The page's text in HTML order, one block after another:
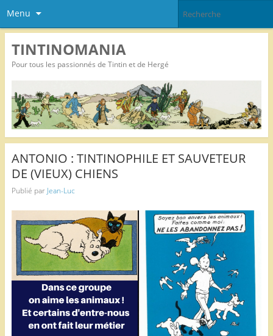
Menu
TINTINOMANIA
Pour tous les passionnés de Tintin et de Hergé
ANTONIO : TINTINOPHILE ET SAUVETEUR
DE (VIEUX) CHIENS
Publié par Jean-Luc